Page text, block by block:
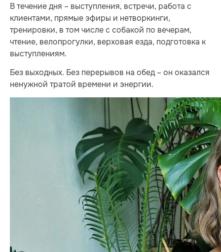
В течение дня – выступления, встречи, работа с
клиентами, прямые эфиры и нетворкинги,
тренировки, в том числе с собакой по вечерам,
чтение, велопрогулки, верховая езда, подготовка к
выступлениям.
Без выходных. Без перерывов на обед – он оказался
ненужной тратой времени и энергии.